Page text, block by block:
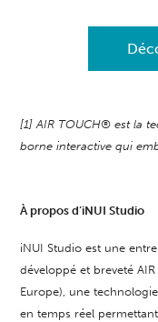
[1] AIR TOUCH® est la
borne interactive qui
À propos d’iNUI Studio
iNUI Studio est une
développé et breveté
Europe), une
en temps réel